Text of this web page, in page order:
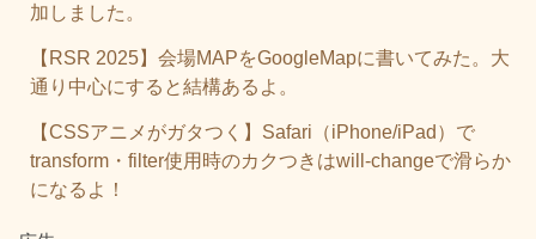
加しました。
【RSR 2025】会場MAPをGoogleMapに書いてみた。大
通り中心にすると結構あるよ。
【CSSアニメがガタつく】Safari（iPhone/iPad）で
transform・filter使用時のカクつきはwill-changeで滑らか
になるよ！